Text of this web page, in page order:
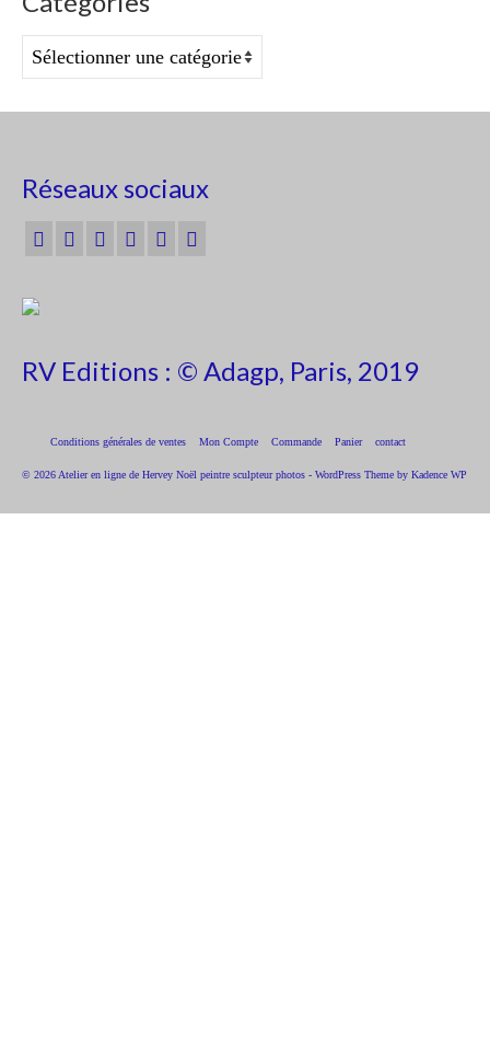
Catégories
Réseaux sociaux
RV Editions : © Adagp, Paris, 2019
Conditions générales de ventes Mon Compte Commande Panier contact
© 2026 Atelier en ligne de Hervey Noël peintre sculpteur photos - WordPress Theme by Kadence WP